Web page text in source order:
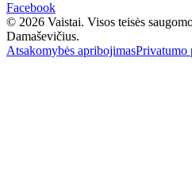
Facebook
© 2026 Vaistai. Visos teisės
Damaševičius.
Atsakomybės apribojimasPrivatumo